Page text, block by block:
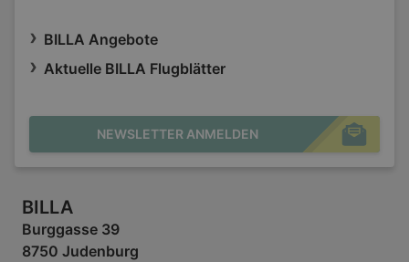
BILLA Angebote
Aktuelle BILLA Flugblätter
NEWSLETTER ANMELDEN
BILLA
Burggasse 39
8750 Judenburg